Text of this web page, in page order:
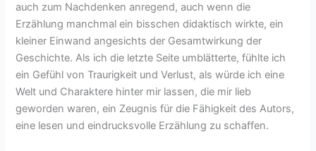
auch zum Nachdenken anregend, auch wenn die
Erzählung manchmal ein bisschen didaktisch wirkte, ein
kleiner Einwand angesichts der Gesamtwirkung der
Geschichte. Als ich die letzte Seite umblätterte, fühlte ich
ein Gefühl von Traurigkeit und Verlust, als würde ich eine
Welt und Charaktere hinter mir lassen, die mir lieb
geworden waren, ein Zeugnis für die Fähigkeit des Autors,
eine lesen und eindrucksvolle Erzählung zu schaffen.